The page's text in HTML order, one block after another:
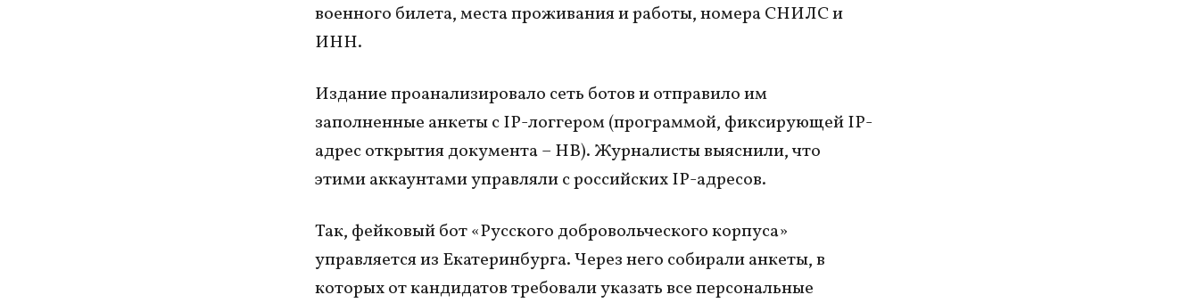
военного билета, места проживания и работы, номера СНИЛС и
ИНН.
Издание проанализировало сеть ботов и отправило им
заполненные анкеты с IP-логгером (программой, фиксирующей IP-
адрес открытия документа – НВ). Журналисты выяснили, что
этими аккаунтами управляли с российских IP-адресов.
Так, фейковый бот «Русского добровольческого корпуса»
управляется из Екатеринбурга. Через него собирали анкеты, в
которых от кандидатов требовали указать все персональные